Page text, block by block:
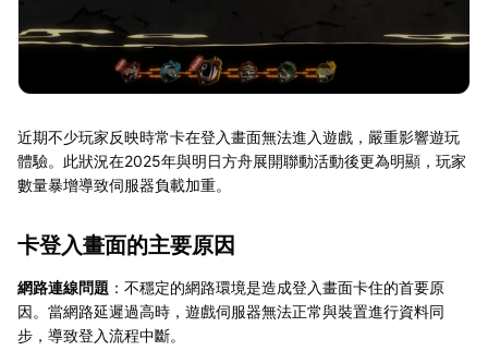
近期不少玩家反映時常卡在登入畫面無法進入遊戲，嚴重影響遊玩
體驗。此狀況在2025年與明日方舟展開聯動活動後更為明顯，玩家
數量暴增導致伺服器負載加重。
卡登入畫面的主要原因
網路連線問題 ：不穩定的網路環境是造成登入畫面卡住的首要原
因。當網路延遲過高時，遊戲伺服器無法正常與裝置進行資料同
步，導致登入流程中斷。